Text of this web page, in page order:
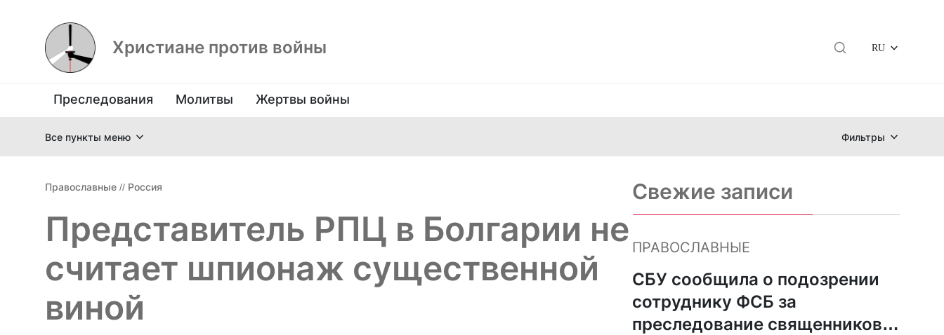
Христиане против войны RU
Преследования Молитвы Жертвы войны
Все пункты меню Фильтры
Православные // Россия
Представитель РПЦ в Болгарии не
считает шпионаж существенной
виной
Свежие записи
ПРАВОСЛАВНЫЕ
СБУ сообщила о подозрении
сотруднику ФСБ за
преследование священников